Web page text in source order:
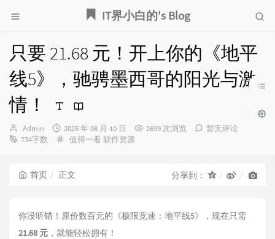
IT界小白的's Blog
只要 21.68 元！开上你的《地平
线5》，驰骋墨西哥的阳光与激
情！
博
主：
Admin
发
布
2025 年 08 月 10 日 2699 次浏览
暂无评论
734字数
分
值得一看软件资源
首页 正文 分享到：
你没听错！原价数百元的《极限竞速：地平线5》，现在只需
21.68 元 ，就能轻松拥有！